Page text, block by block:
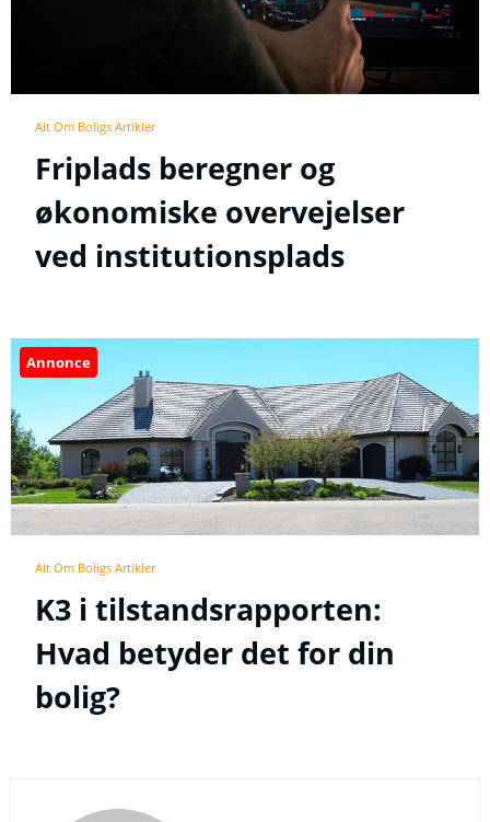
Alt Om Boligs Artikler
Friplads beregner og
økonomiske overvejelser
ved institutionsplads
Annonce
Alt Om Boligs Artikler
K3 i tilstandsrapporten:
Hvad betyder det for din
bolig?